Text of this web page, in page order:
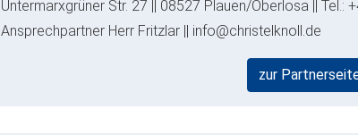
Untermarxgrüner Str. 27 || 08527 Plauen/Oberlosa || Tel.:
Ansprechpartner Herr Fritzlar || info@christelknoll.de
zur